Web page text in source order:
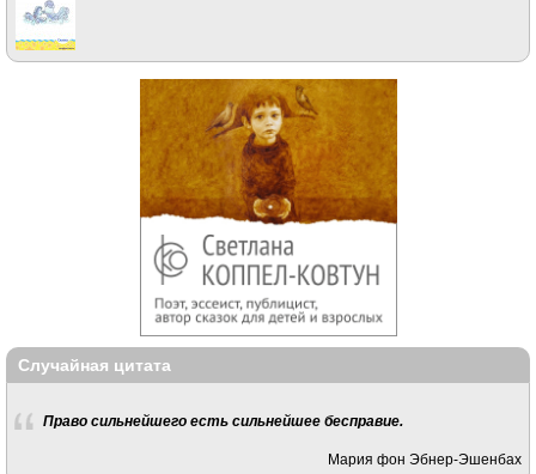
Случайная цитата
Право сильнейшего есть сильнейшее бесправие.
Мария фон Эбнер-Эшенбах